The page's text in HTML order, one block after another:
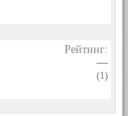
Рейтинг:
—
(1)